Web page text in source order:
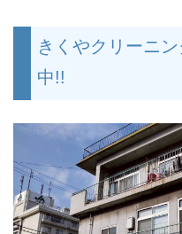
きくやクリーニ
中!!